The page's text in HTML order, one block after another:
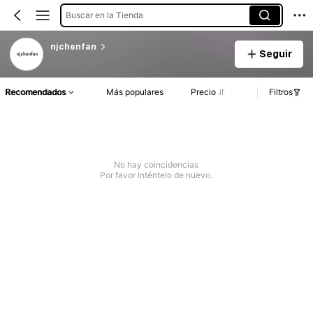
Buscar en la Tienda
njchenfan
Seguir
Recomendados Más populares Precio Filtros
No hay coincidencias
Por favor inténtelo de nuevo.